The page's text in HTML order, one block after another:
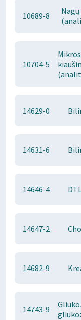
10689-8
10704-5
14629-0
14631-6
14646-4
14647-2
14682-9
14743-9